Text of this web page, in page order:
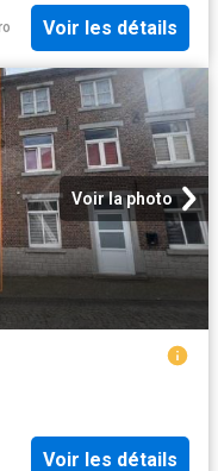
Voir les détails
Voir la photo
Voir les détails